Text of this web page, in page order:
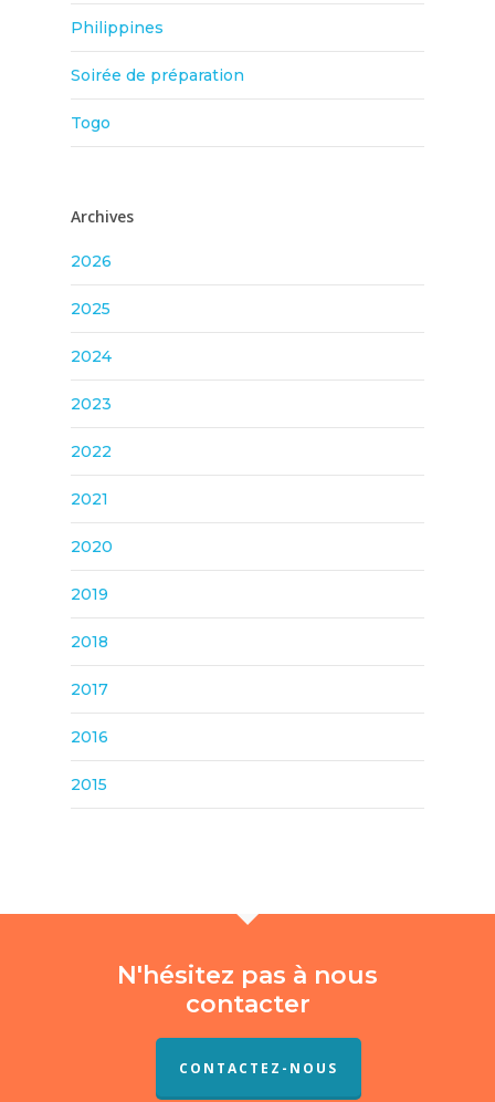
Philippines
Soirée de préparation
Togo
Archives
2026
2025
2024
2023
2022
2021
2020
2019
2018
2017
2016
2015
N'hésitez pas à nous
contacter
CONTACTEZ-NOUS